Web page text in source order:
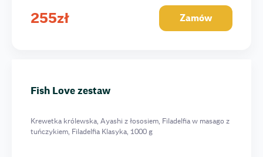
255zł Zamów
Fish Love zestaw
Krewetka królewska, Ayashi z łososiem, Filadelfia w masago z
tuńczykiem, Filadelfia Klasyka, 1000 g